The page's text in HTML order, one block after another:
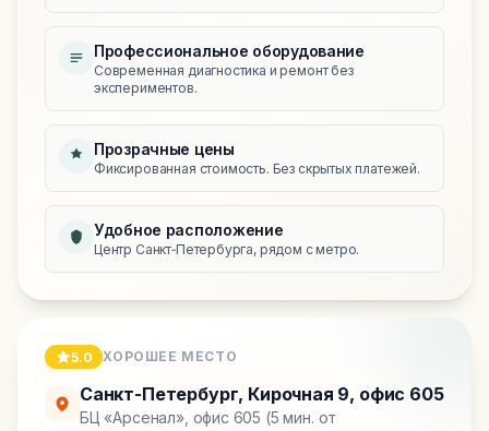
Профессиональное оборудование
Современная диагностика и ремонт без
экспериментов.
Прозрачные цены
Фиксированная стоимость. Без скрытых платежей.
Удобное расположение
Центр Санкт‑Петербурга, рядом с метро.
5.0 ХОРОШЕЕ МЕСТО
Санкт-Петербург, Кирочная 9, офис 605
БЦ «Арсенал», офис 605 (5 мин. от